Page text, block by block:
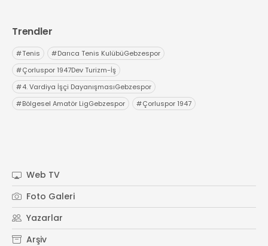
Trendler
#Tenis #Darıca Tenis KulübüGebzespor
#Çorluspor 1947Dev Turizm-İş
#4. Vardiya İşçi DayanışmasıGebzespor
#Bölgesel Amatör LigGebzespor #Çorluspor 1947
Web TV
Foto Galeri
Yazarlar
Arşiv